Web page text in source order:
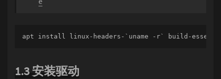
apt install linux-headers-`uname -r` build-
1.3 安装驱动